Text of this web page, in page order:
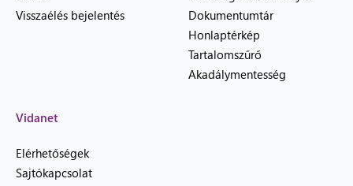
Visszaélés bejelentés
Dokumentumtár
Honlaptérkép
Tartalomszűrő
Akadálymentesség
Vidanet
Elérhetőségek
Sajtókapcsolat